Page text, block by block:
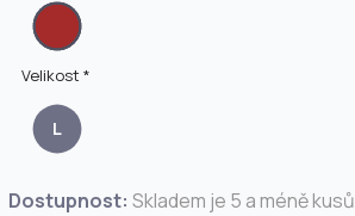
Velikost *
L
Dostupnost: Skladem je 5 a méně kusů